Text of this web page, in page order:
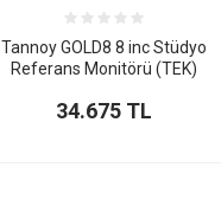
Tannoy GOLD8 8 inc Stüdyo
Referans Monitörü (TEK)
34.675 TL